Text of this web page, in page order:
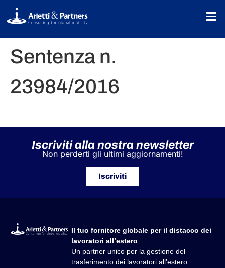
Sentenza n.
23984/2016
Iscriviti alla nostra newsletter
Non perderti gli ultimi aggiornamenti!
Iscriviti
Il tuo fornitore globale per il distacco dei
lavoratori all’estero
Un partner unico per la gestione del
trasferimento dei lavoratori all’estero: